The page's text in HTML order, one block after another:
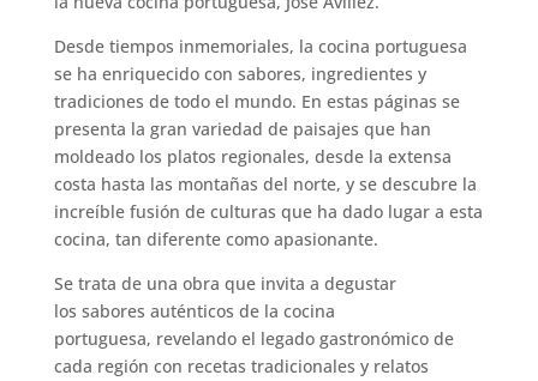
Desde tiempos inmemoriales, la cocina portuguesa
se ha enriquecido con sabores, ingredientes y
tradiciones de todo el mundo. En estas páginas se
presenta la gran variedad de paisajes que han
moldeado los platos regionales, desde la extensa
costa hasta las montañas del norte, y se descubre la
increíble fusión de culturas que ha dado lugar a esta
cocina, tan diferente como apasionante.
Se trata de una obra que invita a degustar
los sabores auténticos de la cocina
portuguesa, revelando el legado gastronómico de
cada región con recetas tradicionales y relatos